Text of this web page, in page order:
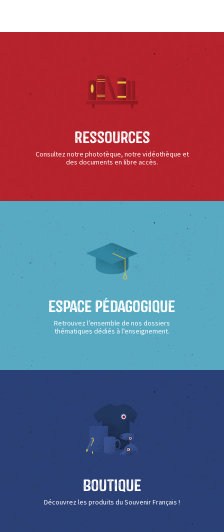
Ressources
Consultez notre phototèque, notre vidéothèque et
des documents en libre accès.
Espace Pédagogique
Retrouvez l’ensemble de nos dossiers
thématiques dédiés à l’enseignement.
Boutique
Découvrez les produits du Souvenir Français !